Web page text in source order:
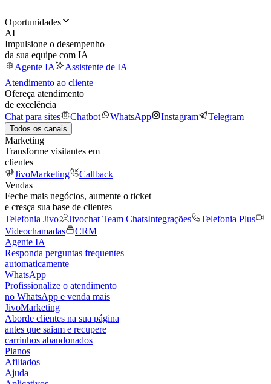
Oportunidades
AI
Impulsione o desempenho
da sua equipe com IA
Agente IA
Assistente de IA
Atendimento ao cliente
Ofereça atendimento
de excelência
Chat para sites
Chatbot WhatsApp Instagram Telegram
Todos os canais
Marketing
Transforme visitantes em
clientes
JivoMarketing
Callback
Vendas
Feche mais negócios, aumente o ticket
e cresça sua base de clientes
Telefonia Jivo
Jivochat Team ChatsIntegrações
Telefonia Plus
Videochamadas
CRM
Agente IA
Responda perguntas frequentes
automaticamente
WhatsApp
Profissionalize o atendimento
no WhatsApp e venda mais
JivoMarketing
Aborde clientes na sua página
antes que saiam e recupere
carrinhos abandonados
Planos
Afiliados
Ajuda